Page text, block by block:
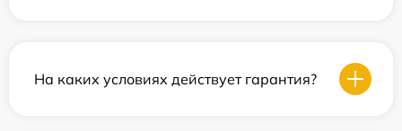
На каких условиях действует гарантия?